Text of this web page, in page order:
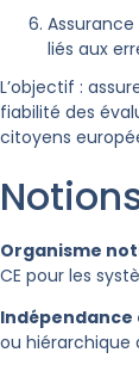
liés aux
L’objectif :
fiabilité des
citoyens
Organisme
CE pour les
ou hiérarchique